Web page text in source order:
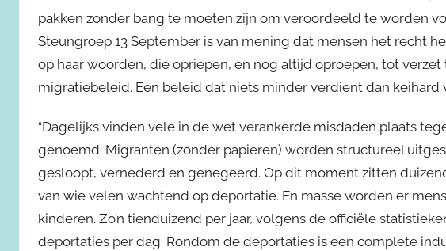
pakken zonder bang te moeten zijn om veroordeeld te worden
Steungroep 13 September is van mening dat mensen het recht
op haar woorden, die opriepen, en nog altijd oproepen, tot
migratiebeleid. Een beleid dat niets minder verdient dan keihard
“Dagelijks vinden vele in de wet verankerde misdaden plaats
genoemd. Migranten (zonder papieren) worden structureel
gesloopt, vernederd en genegeerd. Op dit moment zitten
van wie velen wachtend op deportatie. En masse worden er
kinderen. Zo’n tienduizend per jaar, volgens de officiële
deportaties per dag. Rondom de deportaties is een complete